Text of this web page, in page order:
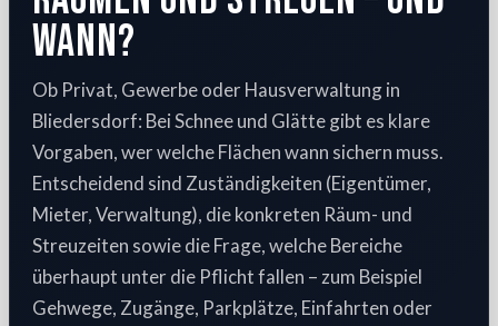
wann?
Ob Privat, Gewerbe oder Hausverwaltung in
Bliedersdorf: Bei Schnee und Glätte gibt es klare
Vorgaben, wer welche Flächen wann sichern muss.
Entscheidend sind Zuständigkeiten (Eigentümer,
Mieter, Verwaltung), die konkreten Räum- und
Streuzeiten sowie die Frage, welche Bereiche
überhaupt unter die Pflicht fallen – zum Beispiel
Gehwege, Zugänge, Parkplätze, Einfahrten oder